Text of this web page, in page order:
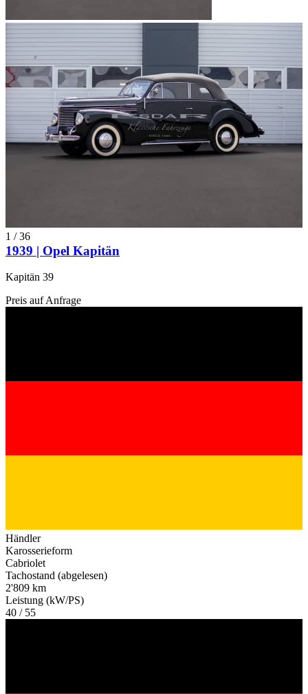
1 /36
1939 | Opel Kapitän
Kapitän 39
Preis auf Anfrage
Händler
Karosserieform
Cabriolet
Tachostand (abgelesen)
2'809 km
Leistung (kW/PS)
40 / 55